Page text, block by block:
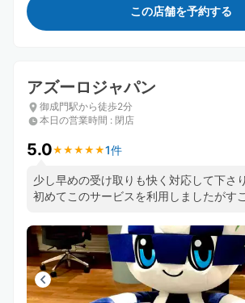
この店舗を予約する
アズーロジャパン
御成門駅から徒歩2分
本日の営業時間 : 閉店
5.0★ ★ ★ ★ ★
★ ★ ★ ★ ★1件
少し早めの受け取りも快く対応して下さ
初めてこのサービスを利用しましたがす